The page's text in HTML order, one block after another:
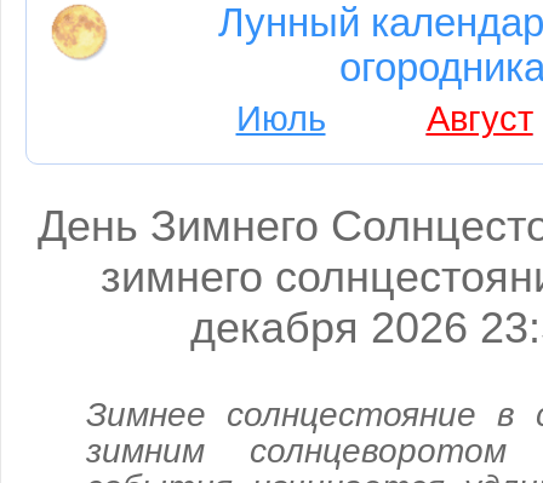
Лунный
Июль Август
День Зимнего
зимнего
декабря 2026
Зимнее солнцестояние в
зимним